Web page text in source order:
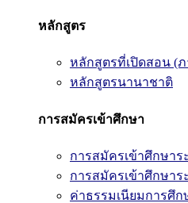
หลักสูตร
หลักสูตรที่เปิดสอน (
หลักสูตรนานาชาติ
การสมัครเข้าศึกษา
การสมัครเข้าศึกษ
การสมัครเข้าศึกษา
ค่าธรรมเนียมการศึก